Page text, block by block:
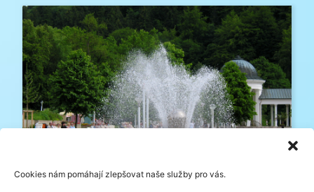
Cookies nám pomáhají zlepšovat naše služby pro vás.